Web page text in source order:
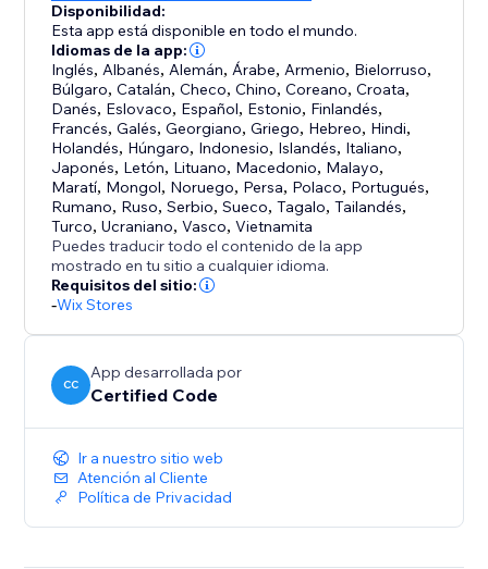
Disponibilidad:
Esta app está disponible en todo el mundo.
Idiomas de la app:
Inglés, Albanés, Alemán, Árabe, Armenio, Bielorruso,
Búlgaro,Catalán,Checo,Chino,Coreano,Croata,
Danés, Eslovaco, Español, Estonio, Finlandés,
Francés,Galés,Georgiano,Griego, Hebreo, Hindi,
Holandés, Húngaro, Indonesio, Islandés, Italiano,
Japonés, Letón, Lituano, Macedonio, Malayo,
Maratí, Mongol, Noruego, Persa, Polaco, Portugués,
Rumano, Ruso,Serbio,Sueco,Tagalo,Tailandés,
Turco,Ucraniano,Vasco,Vietnamita
Puedes traducir todo el contenido de la app
mostrado en tu sitio a cualquier idioma.
Requisitos del sitio:
-Wix Stores
CC
App desarrollada por
Certified Code
Ir a nuestro sitio web
Atención al Cliente
Política de Privacidad